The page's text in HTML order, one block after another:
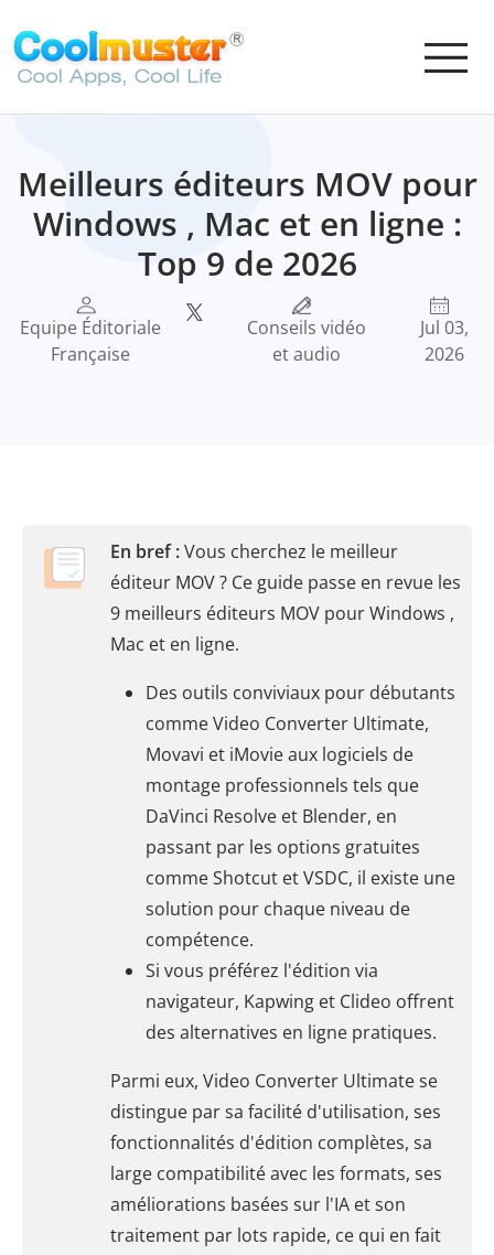
Meilleurs éditeurs MOV pour
Windows , Mac et en ligne :
Top 9 de 2026
Equipe Éditoriale
Française
Conseils vidéo
et audio
Jul 03,
2026
En bref :Vous cherchez le meilleur
éditeur MOV ? Ce guide passe en revue les
9 meilleurs éditeurs MOV pour Windows ,
Mac et en ligne.
Des outils conviviaux pour débutants
comme Video Converter Ultimate,
Movavi et iMovie aux logiciels de
montage professionnels tels que
DaVinci Resolve et Blender, en
passant par les options gratuites
comme Shotcut et VSDC, il existe une
solution pour chaque niveau de
compétence.
Si vous préférez l'édition via
navigateur, Kapwing et Clideo offrent
des alternatives en ligne pratiques.
Parmi eux, Video Converter Ultimate se
distingue par sa facilité d'utilisation, ses
fonctionnalités d'édition complètes, sa
large compatibilité avec les formats, ses
améliorations basées sur l'IA et son
traitement par lots rapide, ce qui en fait